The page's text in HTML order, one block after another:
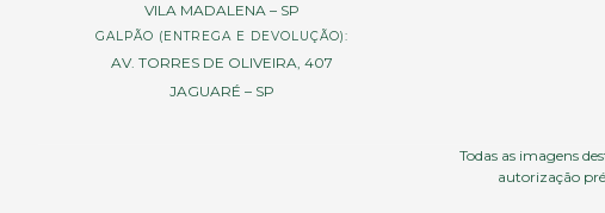
VILA MADALENA – SP
GALPÃO (ENTREGA E DEVOLUÇÃO):
AV. TORRES DE OLIVEIRA, 407
JAGUARÉ – SP
Todas as imagens
autorização